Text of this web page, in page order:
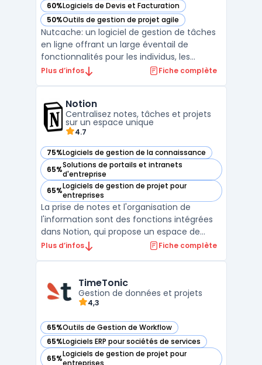
60%Logiciels de Devis et Facturation
— voir Nutcache dans cette catégorie
50%Outils de gestion de projet agile
— voir Nutcache dans cette catégorie
Nutcache: un logiciel de gestion de tâches
en ligne offrant un large éventail de
fonctionnalités pour les individus, les
équipes et les entreprises de toutes tailles.
pour la gestion des projets, la collaboration,
la ...
Plus d’infos Fiche complète
Notion
Centralisez notes, tâches et projets
sur un espace unique
4.7
75%Logiciels de gestion de la connaissance
— voir Notion dans cette catégorie
65%Solutions de portails et intranets
d'entreprise
— voir Notion dans cette catégorie
65%Logiciels de gestion de projet pour
entreprises
— voir Notion dans cette catégorie
La prise de notes et l'organisation de
l'information sont des fonctions intégrées
dans Notion, qui propose un espace de
travail collaboratif pour des équipes de
documents et des projets dans une seule
interface. La pla ...
Plus d’infos Fiche complète
TimeTonic
Gestion de données et projets
4,3
65%Outils de Gestion de Workflow
— voir TimeTonic dans cette catégorie
65%Logiciels ERP pour sociétés de services
— voir TimeTonic dans cette catégorie
65%Logiciels de gestion de projet pour
entreprises
— voir TimeTonic dans cette catégorie